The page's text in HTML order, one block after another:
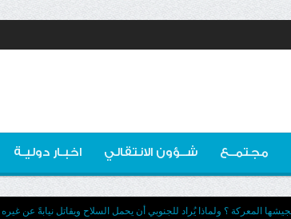
مجتمــع شــؤون الانتقالي اخبـار دوليـة
المعركة ؟ ولماذا يُراد للجنوبي أن يحمل السلاح ويقاتل نيابةً عن غيره